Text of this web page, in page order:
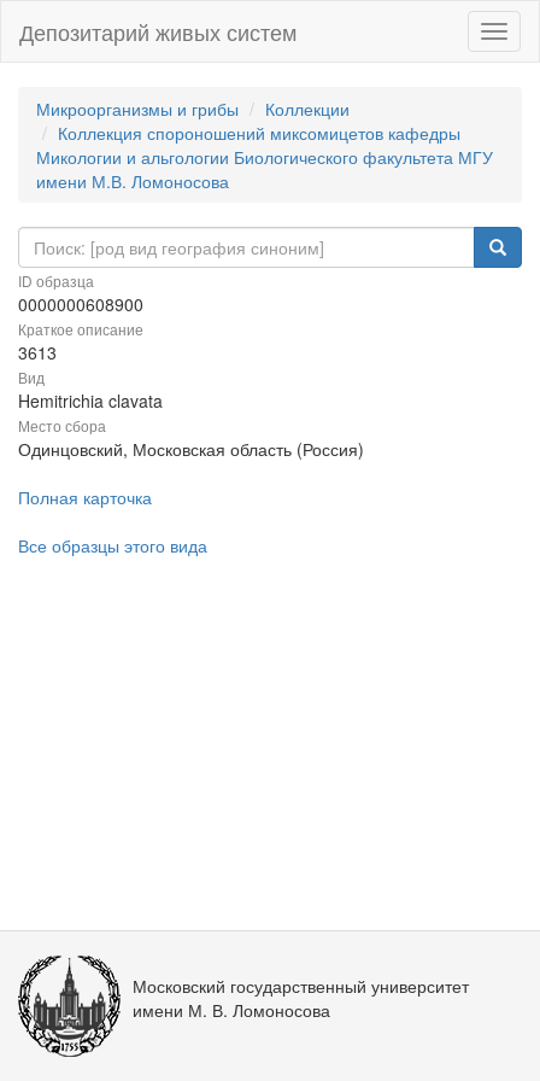
Депозитарий живых систем
Микроорганизмы и грибы
Коллекции
Коллекция спороношений миксомицетов кафедры
Микологии и альгологии Биологического факультета МГУ
имени М.В. Ломоносова
ID образца
0000000608900
Краткое описание
3613
Вид
Hemitrichia clavata
Место сбора
Одинцовский, Московская область (Россия)
Полная карточка
Все образцы этого вида
Московский государственный университет
имени М. В. Ломоносова